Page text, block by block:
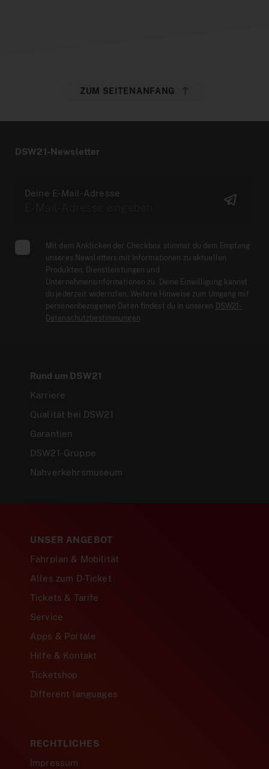
ZUM SEITENANFANG
DSW21-Newsletter
Deine E-Mail-Adresse
Mit dem Anklicken der Checkbox stimmst du dem Empfang
unseres Newsletters mit Informationen zu aktuellen
Produkten, Dienstleistungen und
Unternehmensinformationen zu. Deine Einwilligung kannst
du jederzeit widerrufen. Weitere Hinweise zum Umgang mit
personenbezogenen Daten findest du in unseren DSW21-
Datenschutzbestimmungen
Rund um DSW21
Karriere
Qualität bei DSW21
Garantien
DSW21-Gruppe
Nahverkehrsmuseum
UNSER ANGEBOT
Fahrplan & Mobilität
Alles zum D-Ticket
Tickets & Tarife
Service
Apps & Portale
Hilfe & Kontakt
Ticketshop
Different languages
RECHTLICHES
Impressum